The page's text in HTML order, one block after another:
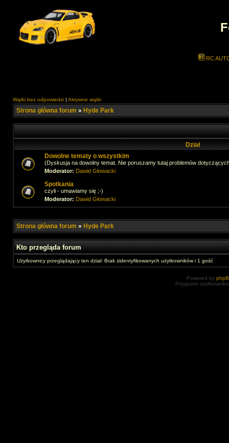
RC
Wątki bez odpowiedzi | Aktywne wątki
Strona główna forum » Hyde Park
Dział
Dowolne tematy o wszystkim
(Dyskusja na dowolny temat. Nie poruszamy tutaj problemów
Moderator: Dawid Głowacki
Spotkania
czyli - umawiamy się ;-)
Moderator: Dawid Głowacki
Strona główna forum » Hyde Park
Kto przegląda forum
Użytkownicy przeglądający ten dział: Brak zidentyfikowanych użytkowników i 1 gość
Powered by
Przyjazne